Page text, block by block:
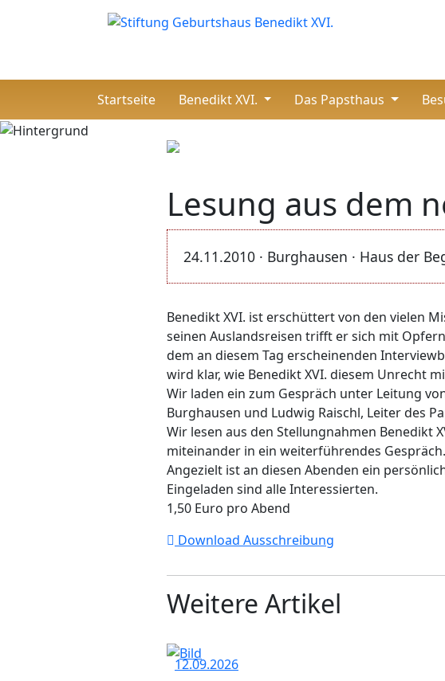
Startseite(current)
Benedikt XVI. Das Papsthaus
Lesung aus dem
24.11.2010 · Burghausen · Haus der
Benedikt XVI. ist erschüttert von den vielen
seinen Auslandsreisen trifft er sich mit
dem an diesem Tag erscheinenden
wird klar, wie Benedikt XVI. diesem Unrecht
Wir laden ein zum Gespräch unter Leitung
Burghausen und Ludwig Raischl, Leiter des
Wir lesen aus den Stellungnahmen Benedikt
miteinander in ein weiterführendes Gespräch.
Angezielt ist an diesen Abenden ein
Eingeladen sind alle Interessierten.
1,50 Euro pro Abend
Download Ausschreibung
Weitere Artikel
12.09.2026